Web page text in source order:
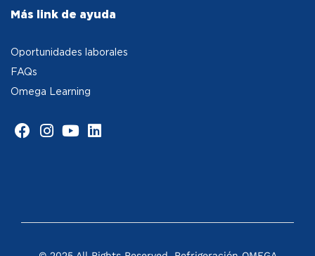
Más link de ayuda
Oportunidades laborales
FAQs
Omega Learning